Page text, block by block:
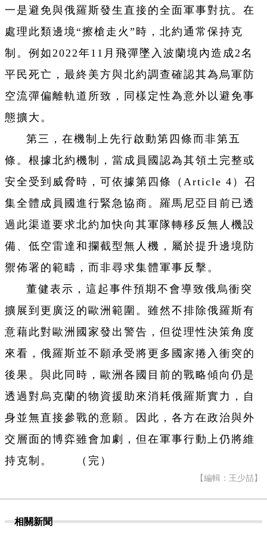
一是避免與俄羅斯發生直接的全面軍事對抗。在
處理此類邊境“擦槍走火”時，北約通常保持克
制。例如2022年11月飛彈墜入波蘭境內造成2名
平民死亡，最終美方與北約調查確認其為烏軍防
空流彈偏離軌道所致，同樣定性為意外以避免事
態擴大。
第三，在機制上先行啟動第四條而非第五
條。根據北約機制，當成員國認為其領土完整或
安全受到威脅時，可依據第四條（Article 4）召
集全體成員國進行緊急協商。羅馬尼亞目前已透
過此渠道要求北約加快向其軍隊轉移反無人機設
備、低空雷達和攔截型無人機，屬於提升邊境防
禦佈署的範疇，而非尋求集體軍事反擊。
董健表示，這起事件預期不會導致俄烏衝突
擴展到更廣泛的歐洲範圍。雖然不排除俄羅斯有
意藉此對歐洲國家發出警告，但從理性決策角度
來看，俄羅斯並不願承受將更多國家捲入衝突的
後果。與此同時，歐洲各國目前的戰略傾向仍是
透過對烏克蘭的物資援助來消耗俄羅斯實力，自
身並無直接參戰的意願。因此，各方在政治與外
交層面的博弈雖會加劇，但在軍事行動上仍將維
持克制。 （完）
【編輯：王少喆】
相關新聞